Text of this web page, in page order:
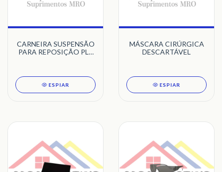
CARNEIRA SUSPENSÃO
PARA REPOSIÇÃO PLT
ESPIAR
MÁSCARA CIRÚRGICA
DESCARTÁVEL
ESPIAR